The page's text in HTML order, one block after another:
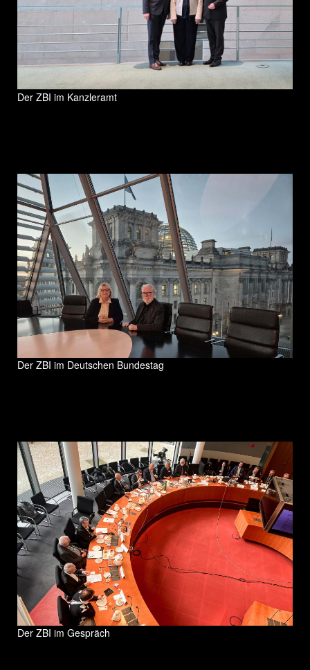
Der ZBI im Kanzleramt
Der ZBI im Deutschen Bundestag
Der ZBI im Gespräch